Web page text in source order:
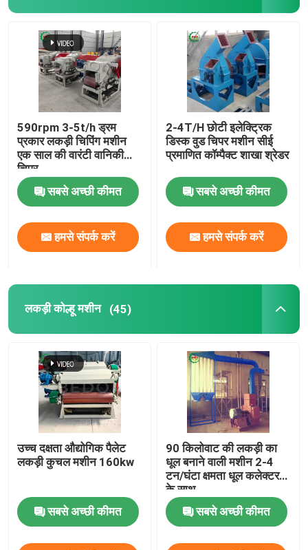
590rpm 3-5t/h ड्रम
प्रकार लकड़ी चिपिंग मशीन
एक साल की वारंटी वानिकी
चिपर
सबसे अच्छी कीमत
हमसे संपर्क करें
2-4T/H छोटी इलेक्ट्रिक
डिस्क वुड चिपर मशीन सीई
प्रमाणित कॉम्पैक्ट शाखा श्रेडर
सबसे अच्छी कीमत
हमसे संपर्क करें
लकड़ी कोल्हू मशीन (45)
उच्च दक्षता औद्योगिक पैलेट
लकड़ी कुचल मशीन 160kw
सबसे अच्छी कीमत
90 किलोवाट की लकड़ी का
धूल बनाने वाली मशीन 2-4
टन/घंटा क्षमता धूल कलेक्टर
के साथ
सबसे अच्छी कीमत